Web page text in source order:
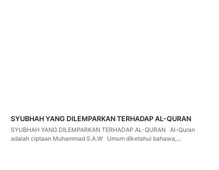
SYUBHAH YANG DILEMPARKAN TERHADAP AL-QURAN
SYUBHAH YANG DILEMPARKAN TERHADAP AL-QURAN Al-Quran
adalah ciptaan Muhammad S.A.W Umum diketahui bahawa,…